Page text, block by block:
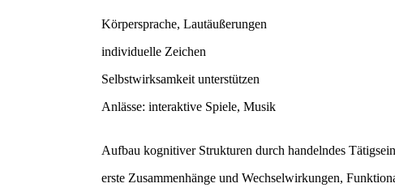
Körpersprache, Lautäußerungen
individuelle Zeichen
Selbstwirksamkeit unterstützen
Anlässe: interaktive Spiele, Musik
Aufbau kognitiver Strukturen durch handelndes Tätigsein
erste Zusammenhänge und Wechselwirkungen,